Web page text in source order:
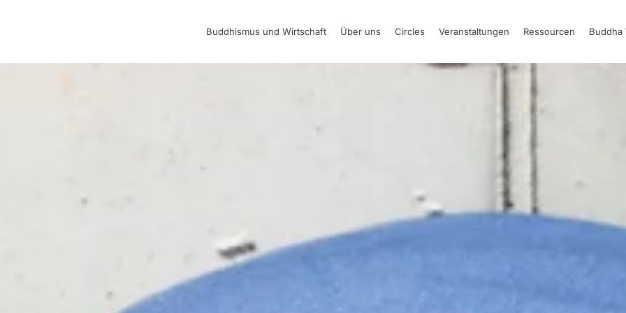
Buddhismus und Wirtschaft Über uns Circles Veranstaltungen Ressourcen Buddha